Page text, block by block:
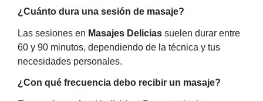
¿Cuánto dura una sesión de masaje?
Las sesiones en Masajes Delicias suelen durar entre
60 y 90 minutos, dependiendo de la técnica y tus
necesidades personales.
¿Con qué frecuencia debo recibir un masaje?